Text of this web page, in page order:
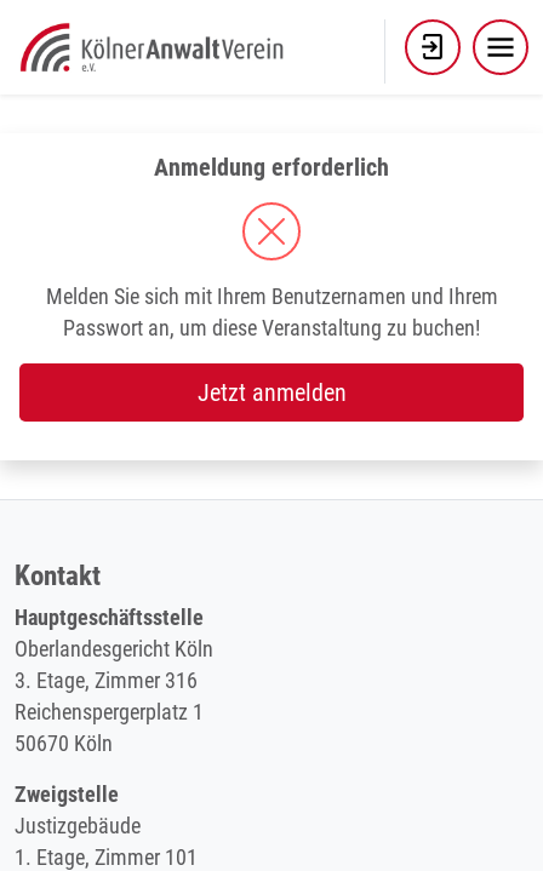
content
Anmeldung erforderlich
Melden Sie sich mit Ihrem Benutzernamen und Ihrem
Passwort an, um diese Veranstaltung zu buchen!
Jetzt anmelden
Kontakt
Hauptgeschäftsstelle
Oberlandesgericht Köln
3. Etage, Zimmer 316
Reichenspergerplatz 1
50670 Köln
Zweigstelle
Justizgebäude
1. Etage, Zimmer 101